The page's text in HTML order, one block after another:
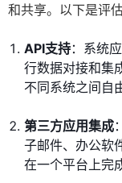
和共享。以下是评
API支持：系统
行数据对接和集
不同系统之间自
第三方应用集成
子邮件、办公软
在一个平台上完